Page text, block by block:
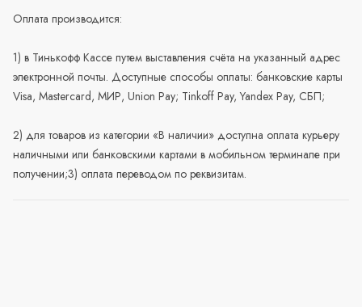
Оплата производится:
1) в Тинькофф Кассе путем выставления счёта на указанный адрес
электронной почты. Доступные способы оплаты: банковские карты
Visa, Mastercard, МИР, Union Pay; Tinkoff Pay, Yandex Pay, СБП;
2) для товаров из категории «В наличии» доступна оплата курьеру
наличными или банковскими картами в мобильном терминале при
получении;3) оплата переводом по реквизитам.